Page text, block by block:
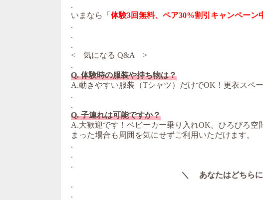
.
いまなら「 体験3回無料、ペア30%割引キャンペーン
.
.
.
< 気になる Q&A >
.
Q. 体験時の服装や持ち物は？
A.動きやすい服装（Tシャツ）だけでOK！更衣スペー
.
.
Q. 子連れは可能ですか？
A.大歓迎です！ベビーカー乗り入れOK。ひろびろ空
まった場合も周囲を気にせずご利用いただけます。
.
.
.
＼ あなたはどちら
.
.